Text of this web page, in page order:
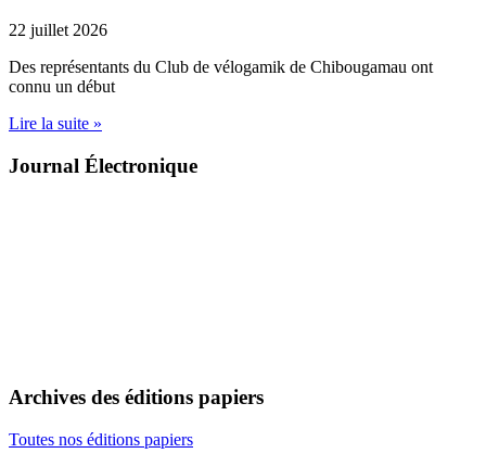
22 juillet 2026
Des représentants du Club de vélogamik de Chibougamau ont
connu un début
Lire la suite »
Journal Électronique
Archives des éditions papiers
Toutes nos éditions papiers